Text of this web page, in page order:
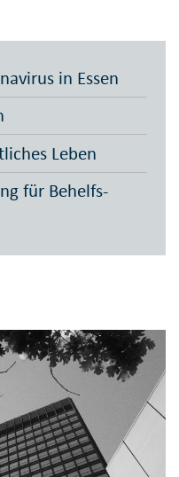
in Essen
Leben
für Behelfs-